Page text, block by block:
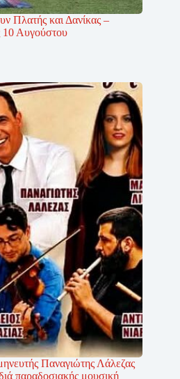
Πλατής και Δανίκας –
10 Αυγούστου
Παναγιώτης Λάλεζας
παραδοσιακής μουσική